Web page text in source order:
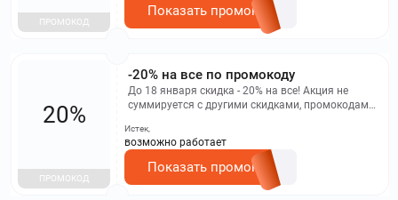
ПРОМОКОД
Показать промокод
-20% на все по промокоду
До 18 января скидка - 20% на все! Акция не
суммируется с другими скидками, промокодами,
на сайте onona.ru
20%
ПРОМОКОД
Истек,
возможно работает
Показать промокод